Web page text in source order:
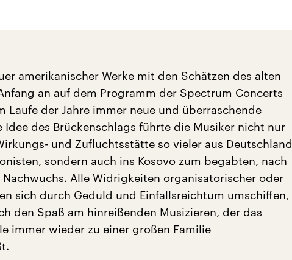
amerikanischer Werke mit den Schätzen des alten
an auf dem Programm der Spectrum Concerts
Laufe der Jahre immer neue und überraschende
Idee des Brückenschlags führte die Musiker nicht nur
und Zufluchtsstätte so vieler aus Deutschland
sondern auch ins Kosovo zum begabten, nach
Alle Widrigkeiten organisatorischer oder
sich durch Geduld und Einfallsreichtum umschiffen,
den Spaß am hinreißenden Musizieren, der das
immer wieder zu einer großen Familie